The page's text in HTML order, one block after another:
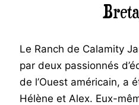
Le Ranch de Calamity
par deux passionnés
de l’Ouest américain, a
Hélène et Alex. Eux-